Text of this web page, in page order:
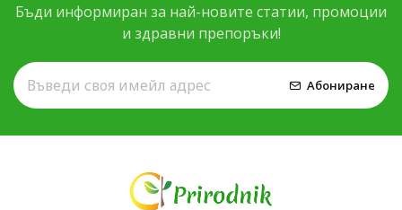
Бъди информиран за най-новите статии, промоции
и здравни препоръки!
Абониране